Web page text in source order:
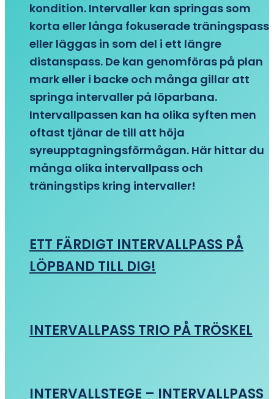
kondition. Intervaller kan springas som
korta eller långa fokuserade träningspass
eller läggas in som del i ett längre
distanspass. De kan genomföras på plan
mark eller i backe och många gillar att
springa intervaller på löparbana.
Intervallpassen kan ha olika syften men
oftast tjänar de till att höja
syreupptagningsförmågan. Här hittar du
många olika intervallpass och
träningstips kring intervaller!
ETT FÄRDIGT INTERVALLPASS PÅ
LÖPBAND TILL DIG!
INTERVALLPASS TRIO PÅ TRÖSKEL
INTERVALLSTEGE – INTERVALLPASS